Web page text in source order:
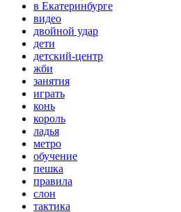
в Екатеринбурге
видео
двойной удар
дети
детский-центр
жби
занятия
играть
конь
король
ладья
метро
обучение
пешка
правила
слон
тактика